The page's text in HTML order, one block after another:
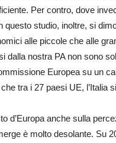
Per contro, dove
studio, inoltre, si
alle piccole che alle
dalla nostra PA non sono
Europea su un
tra i 27 paesi UE, l’Italia
d’Europa anche sulla
è molto desolante. Su